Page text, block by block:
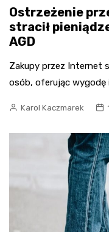
Ostrzeżenie
stracił
AGD
Zakupy przez Internet
osób, oferując wygodę
Karol Kaczmarek